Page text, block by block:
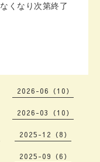
なくなり次第終了
2026-06（10）
2026-03（10）
2025-12（8）
2025-09（6）